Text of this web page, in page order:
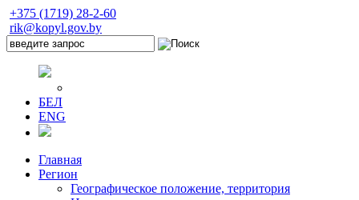
+375 (1719) 28-2-60
rik@kopyl.gov.by
БЕЛ
ENG
Главная
Регион
Географическое положение, территория